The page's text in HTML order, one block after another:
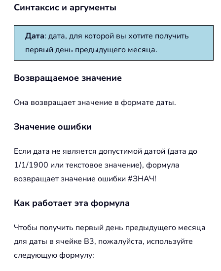
Синтаксис и аргументы
Дата: дата, для которой вы хотите получить
первый день предыдущего месяца.
Возвращаемое значение
Она возвращает значение в формате даты.
Значение ошибки
Если дата не является допустимой датой (дата до
1/1/1900 или текстовое значение), формула
возвращает значение ошибки #ЗНАЧ!
Как работает эта формула
Чтобы получить первый день предыдущего месяца
для даты в ячейке B3, пожалуйста, используйте
следующую формулу: